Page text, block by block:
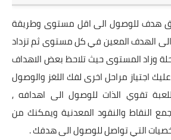
هدف للوصول الى اقل مستوى وطريقة
الهدف المعين في كل مستوى ثم تزداد
وزاد المستوى حيث تلاحظ بعض الاهداف
اجتياز مراحل اخرى لفك اللغز والوصول
تقوي الذات للوصول الى اهدافه ,
النقاط والنقود المعدنية ويمكنك من
التي تواصل للوصول الى هدفك .